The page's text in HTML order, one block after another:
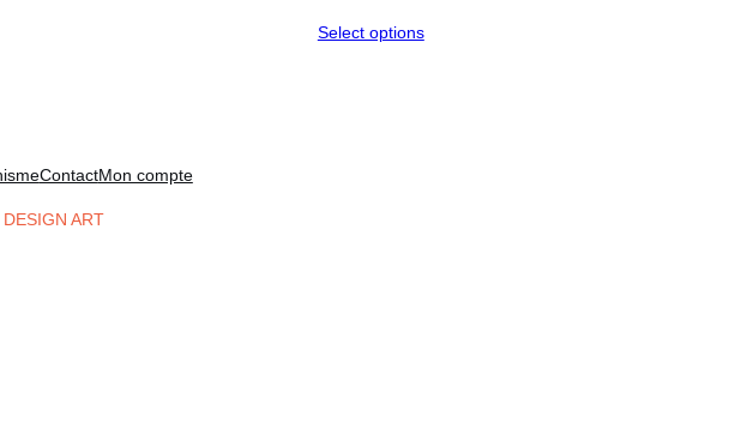
Select options
ContactMon compte
ART